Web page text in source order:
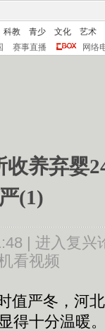
科教 青少 文化
艺术
赛事直播 网络
养弃婴
严(1)
| 进入复兴
看视频
严冬，河北
得十分温暖